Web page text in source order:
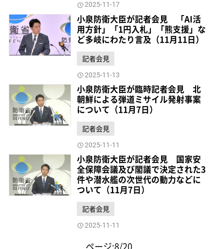
2025-11-17
小泉防衛大臣が記者会見 「AI活
用方針」「1円入札」「熊支援」な
ど多岐にわたり言及（11月11日）
記者会見
2025-11-13
小泉防衛大臣が臨時記者会見 北
朝鮮による弾道ミサイル発射事案
について（11月7日）
記者会見
2025-11-11
小泉防衛大臣が記者会見 国家安
全保障会議及び閣議で決定された3
件や潜水艦の次世代の動力などに
ついて（11月7日）
記者会見
2025-11-11
ページ:8/20